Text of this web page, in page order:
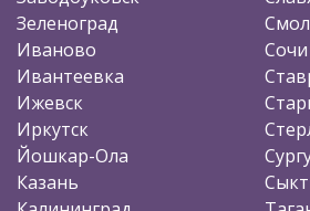
Зеленоград
Иваново
Ивантеевка
Ижевск
Иркутск
Йошкар-Ола
Казань
Сочи